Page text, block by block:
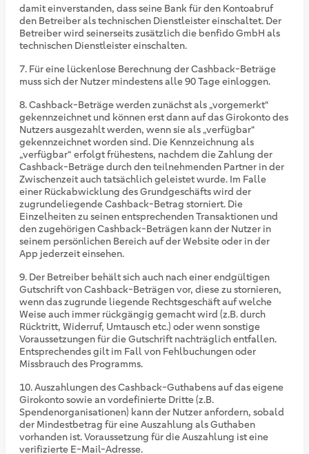
damit einverstanden, dass seine Bank für den Kontoabruf
den Betreiber als technischen Dienstleister einschaltet. Der
Betreiber wird seinerseits zusätzlich die benfido GmbH als
technischen Dienstleister einschalten.
Für eine lückenlose Berechnung der Cashback-Beträge
muss sich der Nutzer mindestens alle 90 Tage einloggen.
Cashback-Beträge werden zunächst als „vorgemerkt“
gekennzeichnet und können erst dann auf das Girokonto des
Nutzers ausgezahlt werden, wenn sie als „verfügbar“
gekennzeichnet worden sind. Die Kennzeichnung als
„verfügbar“ erfolgt frühestens, nachdem die Zahlung der
Cashback-Beträge durch den teilnehmenden Partner in der
Zwischenzeit auch tatsächlich geleistet wurde. Im Falle
einer Rückabwicklung des Grundgeschäfts wird der
zugrundeliegende Cashback-Betrag storniert. Die
Einzelheiten zu seinen entsprechenden Transaktionen und
den zugehörigen Cashback-Beträgen kann der Nutzer in
seinem persönlichen Bereich auf der Website oder in der
App jederzeit einsehen.
Der Betreiber behält sich auch nach einer endgültigen
Gutschrift von Cashback-Beträgen vor, diese zu stornieren,
wenn das zugrunde liegende Rechtsgeschäft auf welche
Weise auch immer rückgängig gemacht wird (z.B. durch
Rücktritt, Widerruf, Umtausch etc.) oder wenn sonstige
Voraussetzungen für die Gutschrift nachträglich entfallen.
Entsprechendes gilt im Fall von Fehlbuchungen oder
Missbrauch des Programms.
Auszahlungen des Cashback-Guthabens auf das eigene
Girokonto sowie an vordefinierte Dritte (z.B.
Spendenorganisationen) kann der Nutzer anfordern, sobald
der Mindestbetrag für eine Auszahlung als Guthaben
vorhanden ist. Voraussetzung für die Auszahlung ist eine
verifizierte E-Mail-Adresse.